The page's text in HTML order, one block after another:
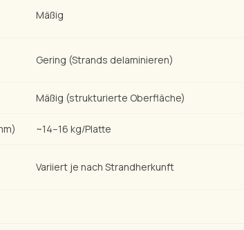
Mäßig
Gering (Strands delaminieren)
Mäßig (strukturierte Oberfläche)
~14–16 kg/Platte
Variiert je nach Strandherkunft